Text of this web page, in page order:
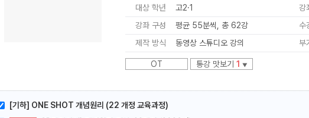
대상 학년 고2·1
강
강좌 구성
평균 55분씩, 총 62강
수
제작 방식
동영상 스튜디오 강의 부
OT 통강 맛보기 1 ▼
[기하] ONE SHOT 개념원리 (22 개정 교육과정)